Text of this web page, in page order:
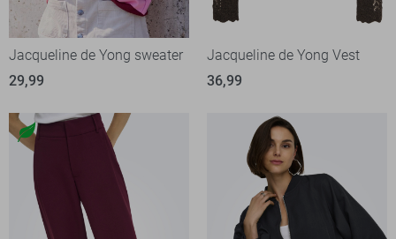
Jacqueline de Yong sweater
29,99
Jacqueline de Yong Vest
36,99